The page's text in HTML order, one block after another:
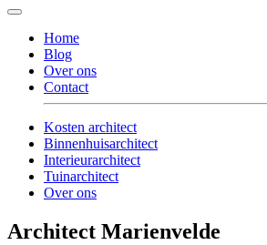
Home
Blog
Over ons
Contact
Kosten architect
Binnenhuisarchitect
Interieurarchitect
Tuinarchitect
Over ons
Architect Marienvelde